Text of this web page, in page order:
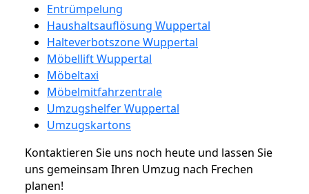
Entrümpelung
Haushaltsauflösung Wuppertal
Halteverbotszone Wuppertal
Möbellift Wuppertal
Möbeltaxi
Möbelmitfahrzentrale
Umzugshelfer Wuppertal
Umzugskartons
Kontaktieren Sie uns noch heute und lassen Sie
uns gemeinsam Ihren Umzug nach Frechen
planen!